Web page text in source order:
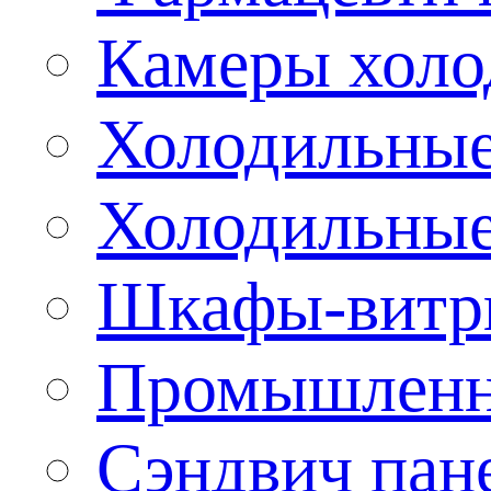
Камеры
Шкафы-
Сэндвич